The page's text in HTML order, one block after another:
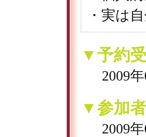
・実は
▼予約
2009
▼参加
2009